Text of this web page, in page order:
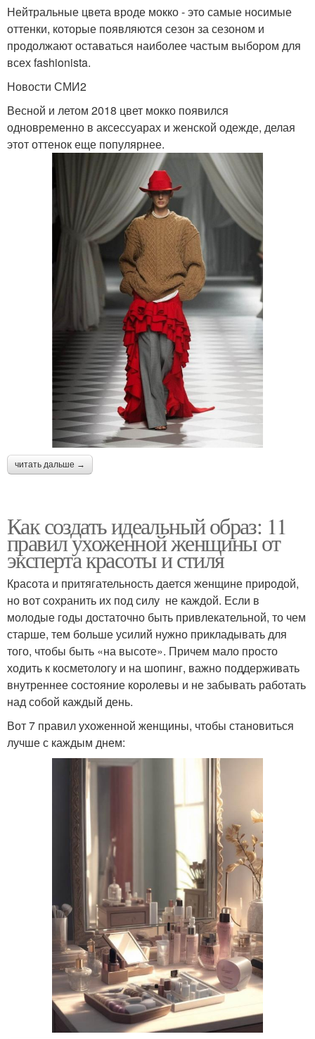
Нейтральные цвета вроде мокко - это самые носимые
оттенки, которые появляются сезон за сезоном и
продолжают оставаться наиболее частым выбором для
всех fashionista.
Новости СМИ2
Весной и летом 2018 цвет мокко появился
одновременно в аксессуарах и женской одежде, делая
этот оттенок еще популярнее.
читать дальше →
Как создать идеальный образ: 11
правил ухоженной женщины от
эксперта красоты и стиля
Красота и притягательность дается женщине природой,
но вот сохранить их под силу не каждой. Если в
молодые годы достаточно быть привлекательной, то чем
старше, тем больше усилий нужно прикладывать для
того, чтобы быть «на высоте». Причем мало просто
ходить к косметологу и на шопинг, важно поддерживать
внутреннее состояние королевы и не забывать работать
над собой каждый день.
Вот 7 правил ухоженной женщины, чтобы становиться
лучше с каждым днем: